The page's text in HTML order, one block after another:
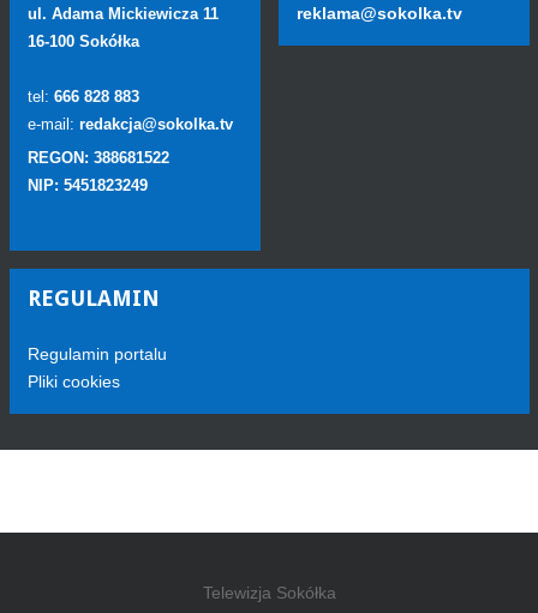
ul. Adama Mickiewicza 11
16-100 Sokółka
tel: 666 828 883
e-mail: redakcja@sokolka.tv
REGON: 388681522
NIP: 5451823249
reklama@sokolka.tv
REGULAMIN
Regulamin portalu
Pliki cookies
Telewizja Sokółka